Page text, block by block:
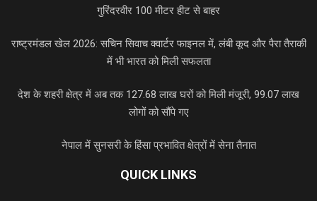
गुरिंदरवीर 100 मीटर हीट से बाहर
राष्ट्रमंडल खेल 2026: सचिन सिवाच क्वार्टर फाइनल में, लंबी कूद और पैरा तैराकी
में भी भारत को मिली सफलता
देश के शहरी क्षेत्र में अब तक 127.68 लाख घरों को मिली मंजूरी, 99.07 लाख
लोगों को सौंपे गए
नेपाल में सुनसरी के हिंसा प्रभावित क्षेत्रों में सेना तैनात
QUICK LINKS